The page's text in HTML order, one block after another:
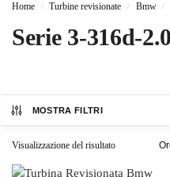
Home / Turbine revisionate / Bmw /
Serie 3-316d-
MOSTRA FILTRI
Visualizzazione del risultato